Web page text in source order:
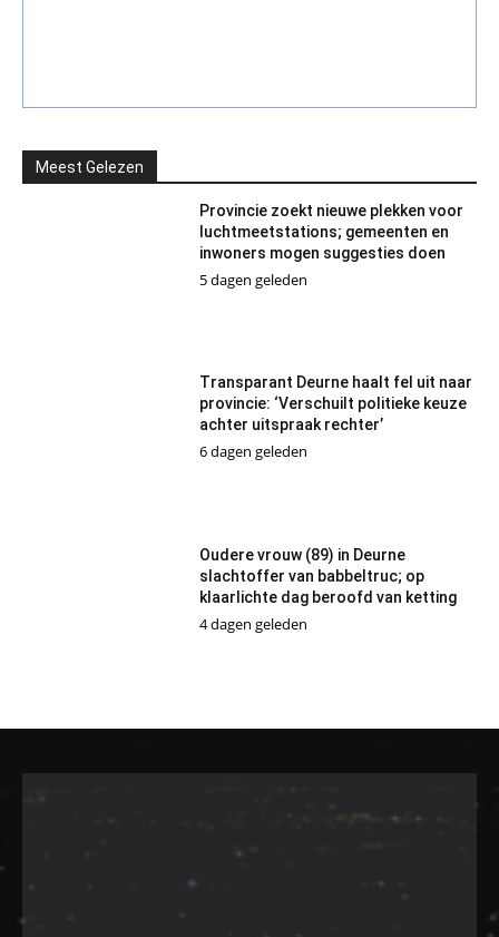
Meest Gelezen
Provincie zoekt nieuwe plekken voor
luchtmeetstations; gemeenten en
inwoners mogen suggesties doen
5 dagen geleden
Transparant Deurne haalt fel uit naar
provincie: ‘Verschuilt politieke keuze
achter uitspraak rechter’
6 dagen geleden
Oudere vrouw (89) in Deurne
slachtoffer van babbeltruc; op
klaarlichte dag beroofd van ketting
4 dagen geleden